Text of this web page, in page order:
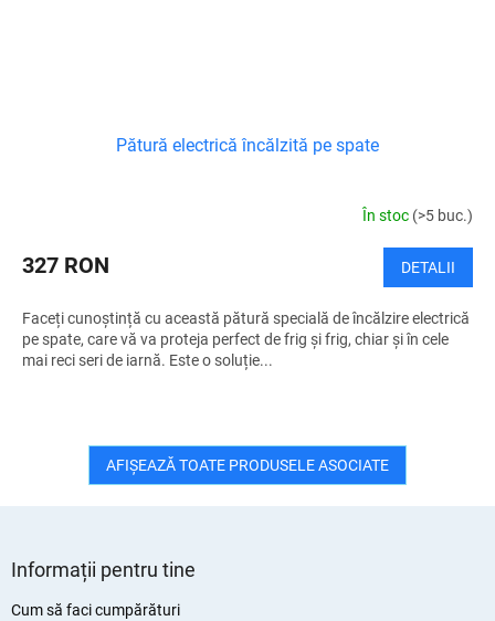
Pătură electrică încălzită pe spate
În stoc (>5 buc.)
327 RON DETALII
Faceți cunoștință cu această pătură specială de încălzire electrică
pe spate, care vă va proteja perfect de frig și frig, chiar și în cele
mai reci seri de iarnă. Este o soluție...
AFIŞEAZĂ TOATE PRODUSELE ASOCIATE
Informații pentru tine
Cum să faci cumpărături